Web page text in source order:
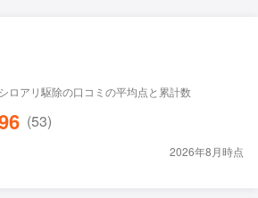
ロアリ駆除の口コミの平均点と累計数
(53)
2026年8月時点